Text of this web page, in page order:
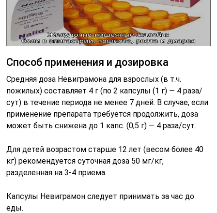
Способ применения и дозировка
Средняя доза Невиграмона для взрослых (в т.ч.
пожилых) составляет 4 г (по 2 капсулы (1 г) — 4 раза/
сут) в течение периода не менее 7 дней. В случае, если
применение препарата требуется продолжить, доза
может быть снижена до 1 капс. (0,5 г) — 4 раза/сут.
Для детей возрастом старше 12 лет (весом более 40
кг) рекомендуется суточная доза 50 мг/кг,
разделенная на 3-4 приема.
Капсулы Невиграмон следует принимать за час до
еды.